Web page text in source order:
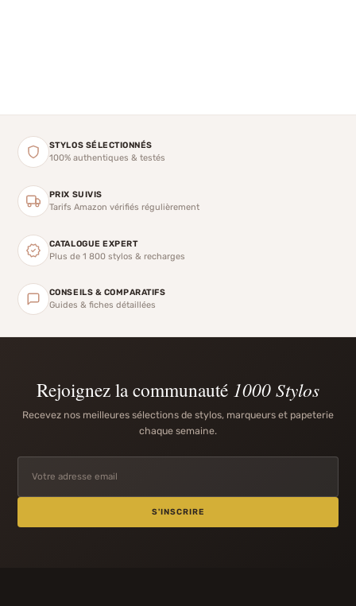
STYLOS SÉLECTIONNÉS
100% authentiques & testés
PRIX SUIVIS
Tarifs Amazon vérifiés régulièrement
CATALOGUE EXPERT
Plus de 1 800 stylos & recharges
CONSEILS & COMPARATIFS
Guides & fiches détaillées
Rejoignez la communauté 1000 Stylos
Recevez nos meilleures sélections de stylos, marqueurs et papeterie
chaque semaine.
S'INSCRIRE